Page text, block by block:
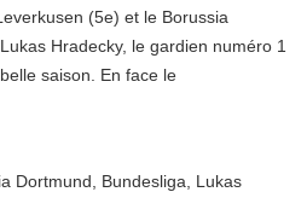
(5e) et le Borussia
Hradecky, le gardien numéro 1
saison. En face le
Dortmund Bundesliga
Lukas